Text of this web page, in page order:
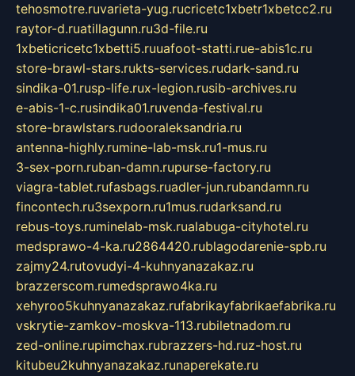
tehosmotre.ruvarieta-yug.rucricetc1xbetr1xbetcc2.ru
raytor-d.ruatillagunn.ru3d-file.ru
1xbeticricetc1xbetti5.ruuafoot-statti.rue-abis1c.ru
store-brawl-stars.rukts-services.rudark-sand.ru
sindika-01.rusp-life.rux-legion.rusib-archives.ru
e-abis-1-c.rusindika01.ruvenda-festival.ru
store-brawlstars.rudooraleksandria.ru
antenna-highly.rumine-lab-msk.ru1-mus.ru
3-sex-porn.ruban-damn.rupurse-factory.ru
viagra-tablet.rufasbags.ruadler-jun.rubandamn.ru
fincontech.ru3sexporn.ru1mus.rudarksand.ru
rebus-toys.ruminelab-msk.rualabuga-cityhotel.ru
medsprawo-4-ka.ru2864420.rublagodarenie-spb.ru
zajmy24.rutovudyi-4-kuhnyanazakaz.ru
brazzerscom.rumedsprawo4ka.ru
xehyroo5kuhnyanazakaz.rufabrikayfabrikaefabrika.ru
vskrytie-zamkov-moskva-113.rubiletnadom.ru
zed-online.rupimchax.rubrazzers-hd.ruz-host.ru
kitubeu2kuhnyanazakaz.runaperekate.ru